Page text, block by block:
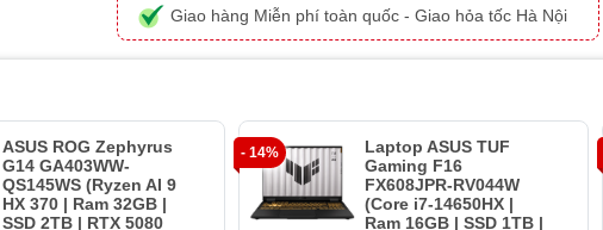
Giao hàng Miễn phí toàn quốc - Giao hỏa tốc Hà Nội
ASUS ROG Zephyrus
G14 GA403WW-
QS145WS (Ryzen AI 9
HX 370 | Ram 32GB |
SSD 2TB | RTX 5080
- 14%
Laptop ASUS TUF
Gaming F16
FX608JPR-RV044W
(Core i7-14650HX |
Ram 16GB | SSD 1TB |